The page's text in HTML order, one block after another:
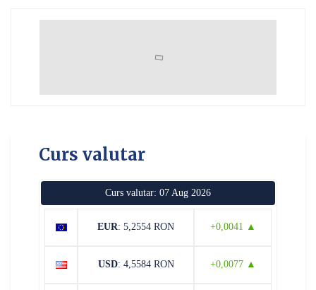
Curs valutar
Curs valutar: 07 Aug 2026
EUR: 5,2554 RON +0,0041 ▲
USD: 4,5584 RON +0,0077 ▲